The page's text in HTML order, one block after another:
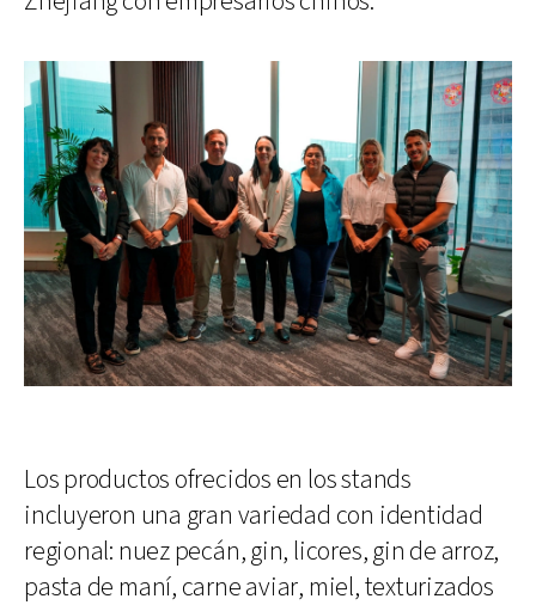
Los productos ofrecidos en los stands
incluyeron una gran variedad con identidad
regional: nuez pecán, gin, licores, gin de arroz,
pasta de maní, carne aviar, miel, texturizados